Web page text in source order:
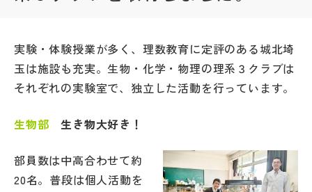
学校からのお知らせ
特集
実験・体験授業が多く、理数教育に定評のある城北埼
玉は施設も充実。生物・化学・物理の理系３クラブは
それぞれの実験室で、独立した活動を行っています。
生物部 生き物大好き！
部員数は中高合わせて約
20名。普段は個人活動を